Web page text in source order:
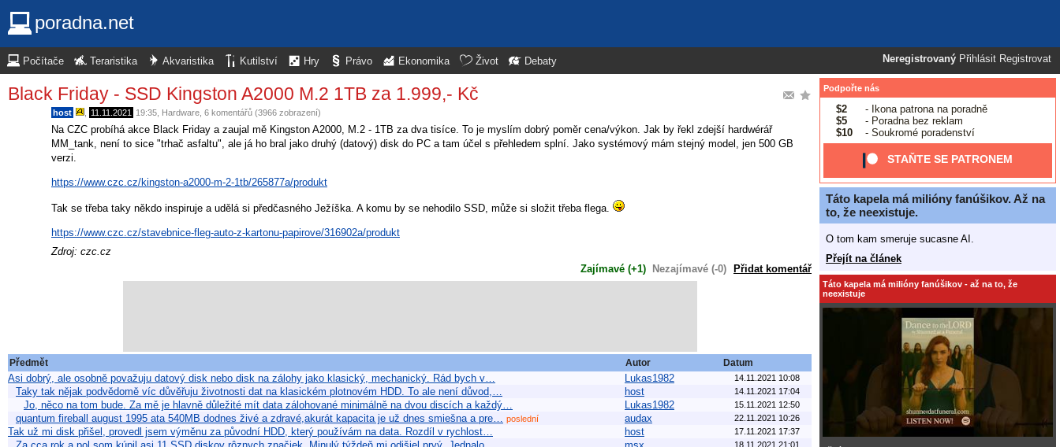
poradna.net
Neregistrovaný Přihlásit Registrovat
Počítače Teraristika Akvaristika Kutilství Hry Právo Ekonomika Život Debaty
Black Friday - SSD Kingston A2000 M.2 1TB za 1.999,- Kč
host 11.11.2021 19:35 Hardware , 6 komentářů (3966 zobrazení)
Na CZC probíhá akce Black Friday a zaujal mě Kingston A2000, M.2 - 1TB za dva tisíce. To je myslím dobrý poměr cena/výkon. Jak by řekl zdejší hardwérář
MM_tank, není to sice "trhač asfaltu", ale já ho bral jako druhý (datový) disk do PC a tam účel s přehledem splní. Jako systémový mám stejný model, jen 500 GB
verzi.
https://www.czc.cz/kingston-a2000-m-2-1tb/265877a/produkt
Tak se třeba taky někdo inspiruje a udělá si předčasného Ježíška. A komu by se nehodilo SSD, může si složit třeba flega.
https://www.czc.cz/stavebnice-fleg-auto-z-kartonu-papirove/316902a/produkt
Zdroj: czc.cz
Zajímavé (+1)
Nezajímavé (-0) Přidat komentář
Předmět Autor Datum
Asi dobrý, ale osobně považuju datový disk nebo disk na zálohy jako klasický, mechanický. Rád bych v… Lukas1982 14.11.2021 10:08
Taky tak nějak podvědomě víc důvěřuju životnosti dat na klasickém plotnovém HDD. To ale není důvod,… host 14.11.2021 17:04
Jo, něco na tom bude. Za mě je hlavně důležité mít data zálohované minimálně na dvou discích a každý… Lukas1982 15.11.2021 12:50
quantum fireball august 1995 ata 540MB dodnes živé a zdravé,akurát kapacita je už dnes smiešna a pre… poslední audax 22.11.2021 10:26
Tak už mi disk přišel, provedl jsem výměnu za původní HDD, který používám na data. Rozdíl v rychlost… host 17.11.2021 17:37
18.11.2021 21:01
Podpořte nás
$2
- Ikona patrona na poradně
$5
- Poradna bez reklam
$10
- Soukromé poradenství
STAŇTE SE PATRONEM
Táto kapela má milióny fanúšikov. Až na
to, že neexistuje.
O tom kam smeruje sucasne AI.
Přejít na článek
Táto kapela má milióny fanúšikov - až na to, že
neexistuje